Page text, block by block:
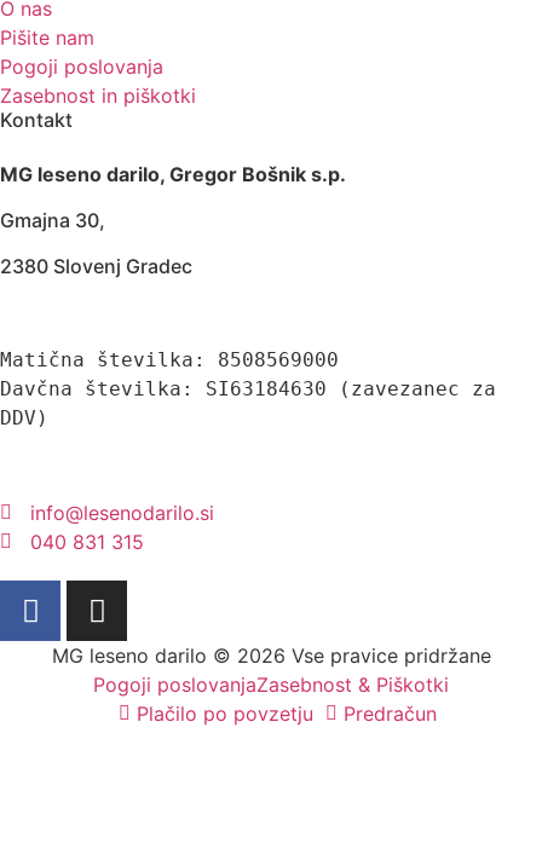
O nas
Pišite nam
Pogoji poslovanja
Zasebnost in piškotki
Kontakt
MG leseno darilo, Gregor Bošnik s.p.
Gmajna 30,
2380 Slovenj Gradec
Matična številka: 8508569000
Davčna številka: SI63184630 (zavezanec za
DDV)
info@lesenodarilo.si
040 831 315
MG leseno darilo © 2026 Vse pravice pridržane
Pogoji poslovanjaZasebnost & Piškotki
Plačilo po povzetju
Predračun